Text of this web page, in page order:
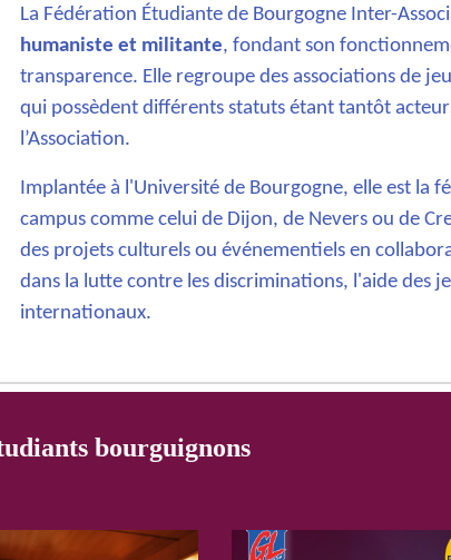
La Fédération Étudiante de Bourgogne Inter-
humaniste et militante, fondant son
transparence. Elle regroupe des associations de
qui possèdent différents statuts étant tantôt acteur
l’Association.
Implantée à l'Université de Bourgogne, elle est la
campus comme celui de Dijon, de Nevers ou de
des projets culturels ou événementiels en
dans la lutte contre les discriminations, l'aide des
internationaux.
bourguignons